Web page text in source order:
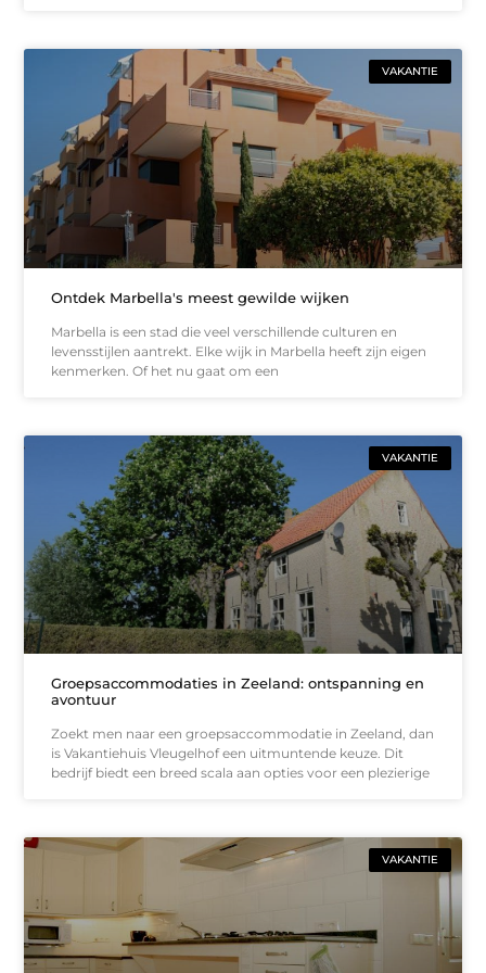
VAKANTIE
Ontdek Marbella's meest gewilde wijken
Marbella is een stad die veel verschillende culturen en
levensstijlen aantrekt. Elke wijk in Marbella heeft zijn eigen
kenmerken. Of het nu gaat om een
VAKANTIE
Groepsaccommodaties in Zeeland: ontspanning en
avontuur
Zoekt men naar een groepsaccommodatie in Zeeland, dan
is Vakantiehuis Vleugelhof een uitmuntende keuze. Dit
bedrijf biedt een breed scala aan opties voor een plezierige
VAKANTIE